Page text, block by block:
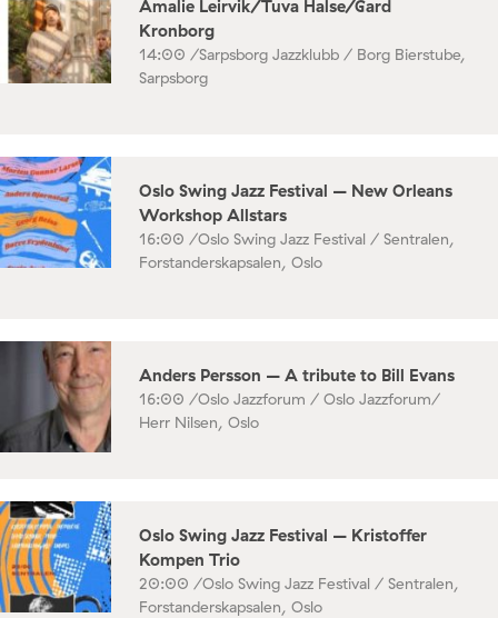
Amalie Leirvik/Tuva Halse/Gard
Kronborg
14:00 /Sarpsborg Jazzklubb / Borg Bierstube,
Sarpsborg
Oslo Swing Jazz Festival – New Orleans
Workshop Allstars
16:00 /Oslo Swing Jazz Festival / Sentralen,
Forstanderskapsalen, Oslo
Anders Persson – A tribute to Bill Evans
16:00 /Oslo Jazzforum / Oslo Jazzforum/
Herr Nilsen, Oslo
Oslo Swing Jazz Festival – Kristoffer
Kompen Trio
20:00 /Oslo Swing Jazz Festival / Sentralen,
Forstanderskapsalen, Oslo